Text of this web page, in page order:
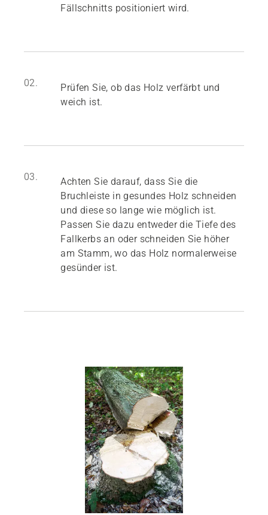
Fällschnitts positioniert wird.
02.
Prüfen Sie, ob das Holz verfärbt und
weich ist.
03.
Achten Sie darauf, dass Sie die
Bruchleiste in gesundes Holz schneiden
und diese so lange wie möglich ist.
Passen Sie dazu entweder die Tiefe des
Fallkerbs an oder schneiden Sie höher
am Stamm, wo das Holz normalerweise
gesünder ist.